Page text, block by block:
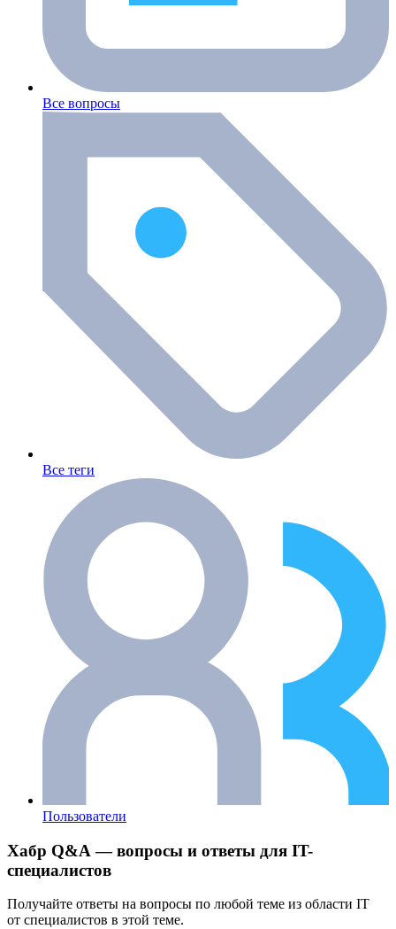
Все вопросы
Все теги
Пользователи
Хабр Q&A — вопросы и ответы для IT-
специалистов
Получайте ответы на вопросы по любой теме из области IT
от специалистов в этой теме.